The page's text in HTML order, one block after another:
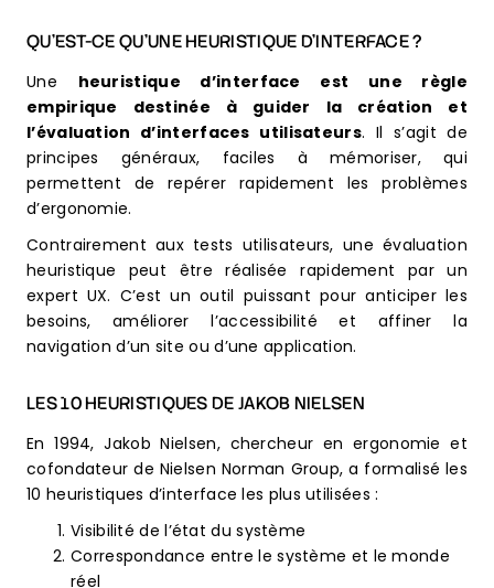
QU’EST-CE QU’UNE HEURISTIQUE D’INTERFACE ?
Une heuristique d’interface est une règle
empirique destinée à guider la création et
l’évaluation d’interfaces utilisateurs. Il s’agit de
principes généraux, faciles à mémoriser, qui
permettent de repérer rapidement les problèmes
d’ergonomie.
Contrairement aux tests utilisateurs, une évaluation
heuristique peut être réalisée rapidement par un
expert UX. C’est un outil puissant pour anticiper les
besoins, améliorer l’accessibilité et affiner la
navigation d’un site ou d’une application.
LES 10 HEURISTIQUES DE JAKOB NIELSEN
En 1994, Jakob Nielsen, chercheur en ergonomie et
cofondateur de Nielsen Norman Group, a formalisé les
10 heuristiques d’interface les plus utilisées :
Visibilité de l’état du système
Correspondance entre le système et le monde
réel